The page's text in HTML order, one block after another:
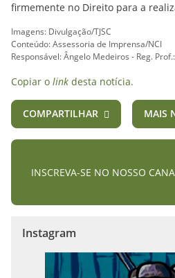
firmemente no Direito para a
Imagens: Divulgação/TJSC
Conteúdo: Assessoria de Imprensa/NCI
Responsável: Ângelo Medeiros - Reg. Prof.:
Copiar o link desta notícia.
COMPARTILHAR MAIS
INSCREVA-SE NO NOSSO
Instagram